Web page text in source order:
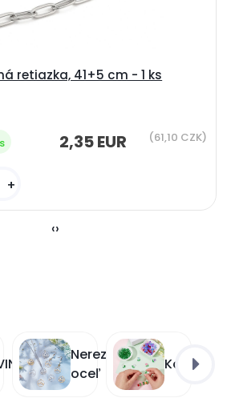
retiazka, 41+5 cm - 1 ks
2,35 EUR (61,10 CZK)
+
‹›
Nerezová
oceľ
Korálky